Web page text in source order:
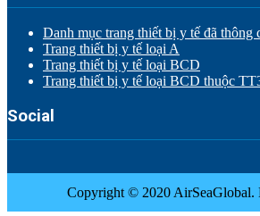
Danh mục trang thiết bị y tế đã thông
Trang thiết bị y tế loại A
Trang thiết bị y tế loại BCD
Trang thiết bị y tế loại BCD thuộc
Social
Copyright © 2020 AirSeaGlobal.